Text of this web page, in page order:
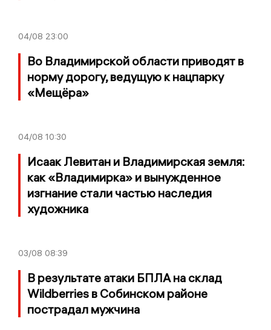
04/08 23:00
Во Владимирской области приводят в
норму дорогу, ведущую к нацпарку
«Мещёра»
04/08 10:30
Исаак Левитан и Владимирская земля:
как «Владимирка» и вынужденное
изгнание стали частью наследия
художника
03/08 08:39
В результате атаки БПЛА на склад
Wildberries в Собинском районе
пострадал мужчина